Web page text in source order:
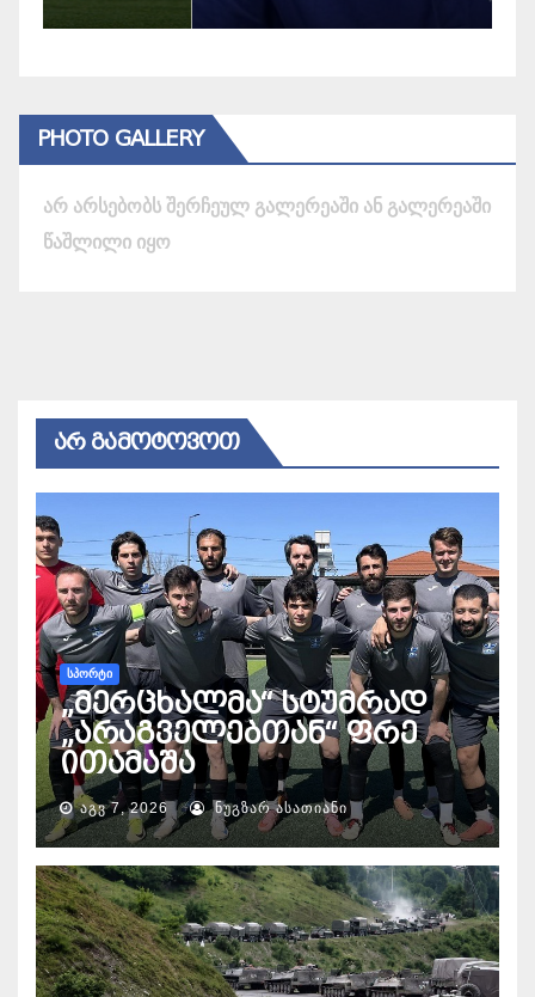
PHOTO GALLERY
არ არსებობს შერჩეულ გალერეაში ან გალერეაში
წაშლილი იყო
ᲐᲠ ᲒᲐᲛᲝᲢᲝᲕᲝᲗ
ᲡᲞᲝᲠᲢᲘ
„მერცხალმა“ სტუმრად
„არაგველებთან“ ფრე
ითამაშა
ᲐᲒᲕ 7, 2026 ᲜᲣᲒᲖᲐᲠ ᲐᲡᲐᲗᲘᲐᲜᲘ